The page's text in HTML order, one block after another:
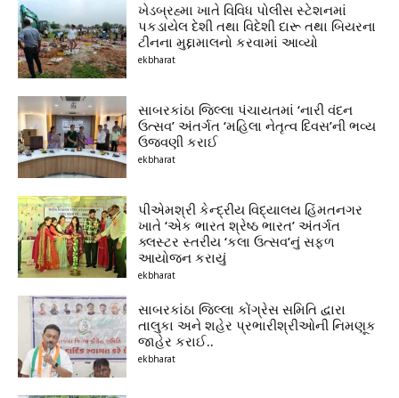
ખેડબ્રહ્મા ખાતે વિવિધ પોલીસ સ્ટેશનમાં
પકડાયેલ દેશી તથા વિદેશી દારૂ તથા બિયરના
ટીનના મુદ્દામાલનો કરવામાં આવ્યો
ekbharat
સાબરકાંઠા જિલ્લા પંચાયતમાં ‘નારી વંદન
ઉત્સવ’ અંતર્ગત ‘મહિલા નેતૃત્વ દિવસ’ની ભવ્ય
ઉજવણી કરાઈ
ekbharat
પીએમશ્રી કેન્દ્રીય વિદ્યાલય હિંમતનગર
ખાતે ‘એક ભારત શ્રેષ્ઠ ભારત’ અંતર્ગત
ક્લસ્ટર સ્તરીય ‘કલા ઉત્સવ’નું સફળ
આયોજન કરાયું
ekbharat
સાબરકાંઠા જિલ્લા કોંગ્રેસ સમિતિ દ્વારા
તાલુકા અને શહેર પ્રભારીશ્રીઓની નિમણૂક
જાહેર કરાઈ..
ekbharat